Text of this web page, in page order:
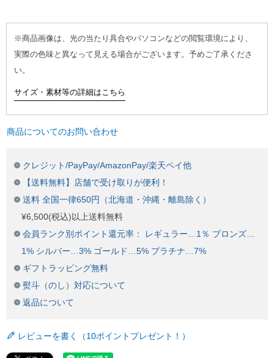
※商品画像は、光の当たり具合やパソコンなどの閲覧環境により、
実際の色味と異なって見える場合がございます。予めご了承くださ
い。
サイズ・素材等の詳細はこちら
商品についてのお問い合わせ
クレジット/PayPay/AmazonPay/楽天ペイ他
【送料無料】店舗で受け取りが便利！
送料 全国一律650円（北海道・沖縄・離島除く）
¥6,500(税込)以上送料無料
会員ランク別ポイント還元率： レギュラー…1％ ブロンズ…
1% シルバー…3% ゴールド…5% プラチナ…7%
ギフトラッピング無料
熨斗（のし）対応について
返品について
レビューを書く（10ポイントプレゼント！）